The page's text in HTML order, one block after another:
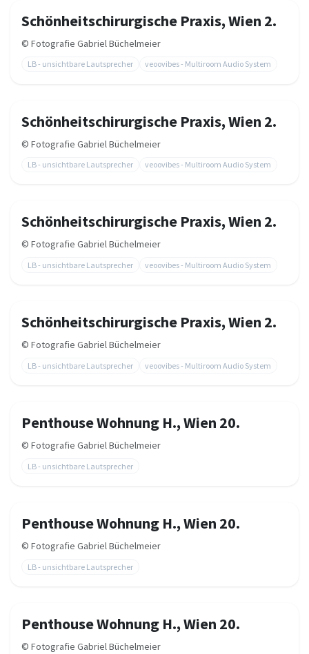
Schönheitschirurgische Praxis, Wien 2.
© Fotografie Gabriel Büchelmeier
LB - unsichtbare Lautsprecher veoovibes - Multiroom Audio System
Schönheitschirurgische Praxis, Wien 2.
© Fotografie Gabriel Büchelmeier
LB - unsichtbare Lautsprecher veoovibes - Multiroom Audio System
Schönheitschirurgische Praxis, Wien 2.
© Fotografie Gabriel Büchelmeier
LB - unsichtbare Lautsprecher veoovibes - Multiroom Audio System
Schönheitschirurgische Praxis, Wien 2.
© Fotografie Gabriel Büchelmeier
LB - unsichtbare Lautsprecher veoovibes - Multiroom Audio System
Penthouse Wohnung H., Wien 20.
© Fotografie Gabriel Büchelmeier
LB - unsichtbare Lautsprecher
Penthouse Wohnung H., Wien 20.
© Fotografie Gabriel Büchelmeier
LB - unsichtbare Lautsprecher
Penthouse Wohnung H., Wien 20.
© Fotografie Gabriel Büchelmeier